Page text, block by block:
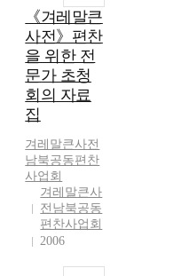
《겨레말큰
사전》편찬
을 위한 전
문가 초청
회의 자료
집
겨레말큰사전
남북공동편찬
사업회
겨레말큰사
전남북공동
편찬사업회
2006